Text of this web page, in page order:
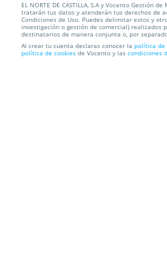
Completo menú tradicional
Rancho Grande III Av Portugal, 9,
EL NORTE DE CASTILLA, S.A y Vocento Gestión
tratarán tus datos y atenderán tus derechos de
Condiciones de Uso. Puedes delimitar estos y
investigación o gestión de comercial) realizados
destinatarios de manera conjunta o, por
Al crear tu cuenta declaras conocer la política de
política de cookies de Vocento y las condiciones